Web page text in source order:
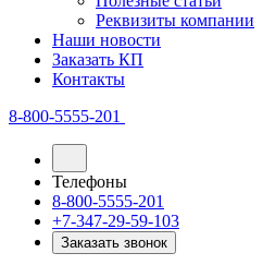
Реквизиты компании
Наши новости
Заказать КП
Контакты
8-800-5555-201
Телефоны
8-800-5555-201
+7-347-29-59-103
Заказать звонок